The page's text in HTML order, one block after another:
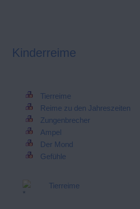
Kinderreime
Tierreime
Reime zu den Jahreszeiten
Zungenbrecher
Ampel
Der Mond
Gefühle
Tierreime